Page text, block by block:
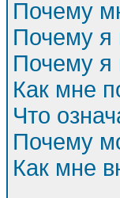
Почему
Почему я
Почему я
Как мне
Что
Почему
Как мне